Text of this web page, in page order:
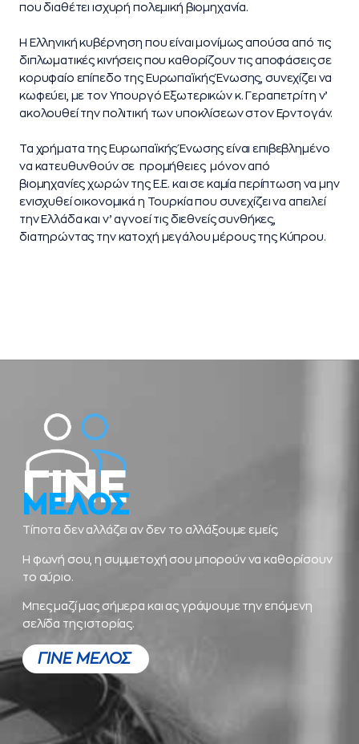
που διαθέτει ισχυρή πολεμική βιομηχανία.
Η Ελληνική κυβέρνηση που είναι μονίμως απούσα από τις
διπλωματικές κινήσεις που καθορίζουν τις αποφάσεις σε
κορυφαίο επίπεδο της Ευρωπαϊκής Ένωσης, συνεχίζει να
κωφεύει, με τον Υπουργό Εξωτερικών κ. Γεραπετρίτη ν’
ακολουθεί την πολιτική των υποκλίσεων στον Ερντογάν.
Τα χρήματα της Ευρωπαϊκής Ένωσης είναι επιβεβλημένο
να κατευθυνθούν σε προμήθειες μόνον από
βιομηχανίες χωρών της Ε.Ε. και σε καμία περίπτωση να μην
ενισχυθεί οικονομικά η Τουρκία που συνεχίζει να απειλεί
την Ελλάδα και ν’ αγνοεί τις διεθνείς συνθήκες,
διατηρώντας την κατοχή μεγάλου μέρους της Κύπρου.
ΓΙΝΕ
ΜΕΛΟΣ
Τίποτα δεν αλλάζει αν δεν το αλλάξουμε εμείς.
Η φωνή σου, η συμμετοχή σου μπορούν να καθορίσουν
το αύριο.
Μπες μαζί μας σήμερα και ας γράψουμε την επόμενη
σελίδα της ιστορίας.
ΓΙΝΕ ΜΕΛΟΣ